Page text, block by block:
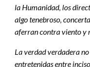
la Humanidad, los
algo tenebroso,
aferran contra viento y
La verdad verdadera
entretenidas entre